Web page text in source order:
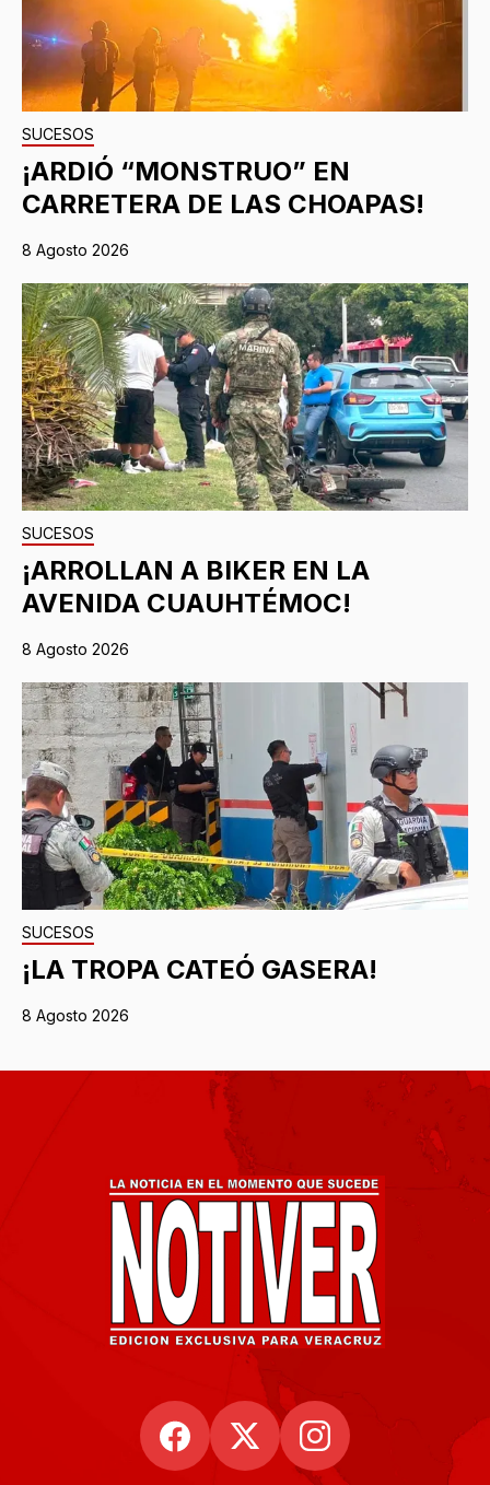
SUCESOS
¡ARDIÓ “MONSTRUO” EN
CARRETERA DE LAS CHOAPAS!
8 Agosto 2026
SUCESOS
¡ARROLLAN A BIKER EN LA
AVENIDA CUAUHTÉMOC!
8 Agosto 2026
SUCESOS
¡LA TROPA CATEÓ GASERA!
8 Agosto 2026